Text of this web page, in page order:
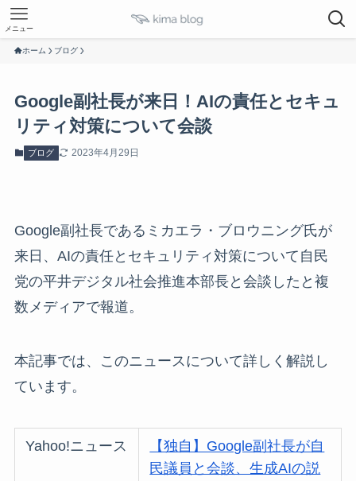
メニュー
ホーム ブログ
Google副社長が来日！AIの責任とセキュ
リティ対策について会談
ブログ 2023年4月29日
Google副社長であるミカエラ・ブロウニング氏が
来日、AIの責任とセキュリティ対策について自民
党の平井デジタル社会推進本部長と会談したと複
数メディアで報道。
本記事では、このニュースについて詳しく解説し
ています。
Yahoo!ニュース
【独自】Google副社長が自
民議員と会談、生成AIの説